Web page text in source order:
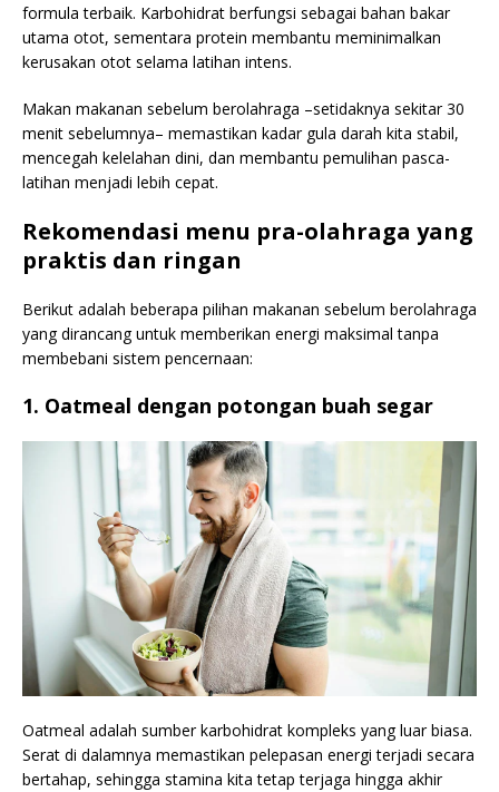
formula terbaik. Karbohidrat berfungsi sebagai bahan bakar
utama otot, sementara protein membantu meminimalkan
kerusakan otot selama latihan intens.
Makan makanan sebelum berolahraga –setidaknya sekitar 30
menit sebelumnya– memastikan kadar gula darah kita stabil,
mencegah kelelahan dini, dan membantu pemulihan pasca-
latihan menjadi lebih cepat.
Rekomendasi menu pra-olahraga yang
praktis dan ringan
Berikut adalah beberapa pilihan makanan sebelum berolahraga
yang dirancang untuk memberikan energi maksimal tanpa
membebani sistem pencernaan:
1. Oatmeal dengan potongan buah segar
Oatmeal adalah sumber karbohidrat kompleks yang luar biasa.
Serat di dalamnya memastikan pelepasan energi terjadi secara
bertahap, sehingga stamina kita tetap terjaga hingga akhir